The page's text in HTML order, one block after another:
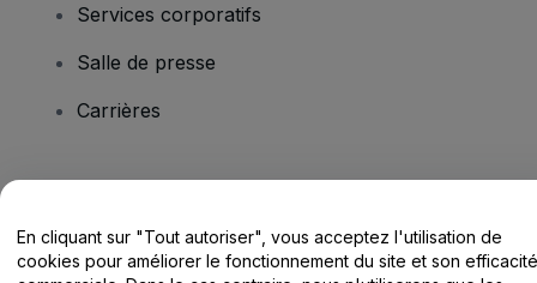
Services corporatifs
Salle de presse
Carrières
Centre d'assistance / Nous contacter
En cliquant sur "Tout autoriser", vous acceptez l'utilisation de
cookies pour améliorer le fonctionnement du site et son efficacité